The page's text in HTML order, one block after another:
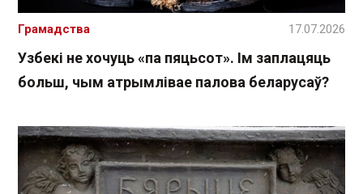
Узбекі не хочуць «па пяцьсот». Ім заплацяць
больш, чым атрымлівае палова беларусаў?
Грамадства 17.07.2026